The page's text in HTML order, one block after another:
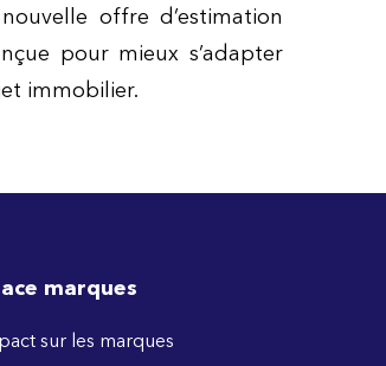
offre d’estimation
pour mieux s’adapter
immobilier.
marques
sur les marques